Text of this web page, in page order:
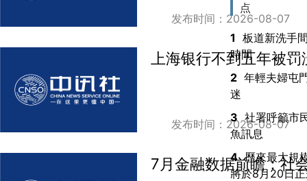
发布时间：2026-08-07
上海银行不到五年被
发布时间：2026-08-07
7月金融数据前瞻：社
点
1 板道新洗手
時間
2 年輕夫婦屯
迷
3 社署呼籲市
魚訊息
4 歷來最大規
將於8月20日